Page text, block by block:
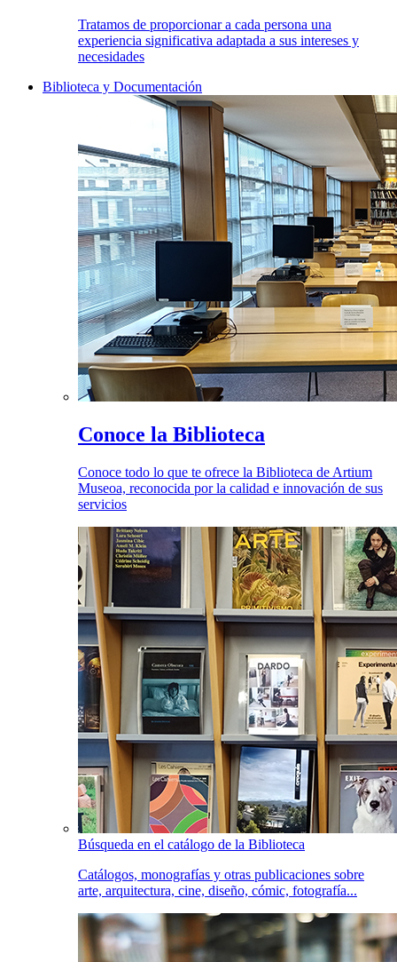
Tratamos de proporcionar a cada persona una
experiencia significativa adaptada a sus intereses y
necesidades
Biblioteca y Documentación
Conoce la Biblioteca
Conoce todo lo que te ofrece la Biblioteca de Artium
Museoa, reconocida por la calidad e innovación de sus
servicios
Búsqueda en el catálogo de la Biblioteca
Catálogos, monografías y otras publicaciones sobre
arte, arquitectura, cine, diseño, cómic, fotografía...